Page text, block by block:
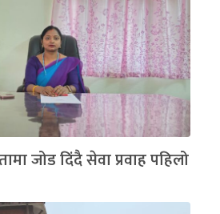
जोड दिंदै सेवा प्रवाह पहिलो